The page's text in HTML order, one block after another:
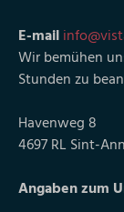
E-mail
Wir bemühen
Stunden zu
Havenweg 8
4697 RL Sint-
Angaben zum